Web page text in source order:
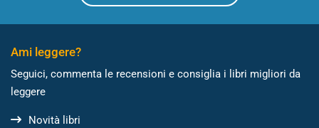
Ami leggere?
Seguici, commenta le recensioni e consiglia i libri migliori da
leggere
Novità libri